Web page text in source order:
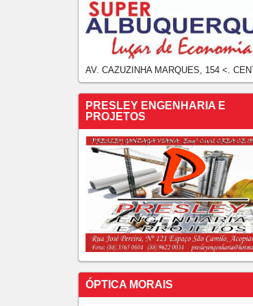
AV. CAZUZINHA MARQUES, 154 <.
PRESLEY ENGENHARIA E
PROJETOS
ÓPTICA MORAIS